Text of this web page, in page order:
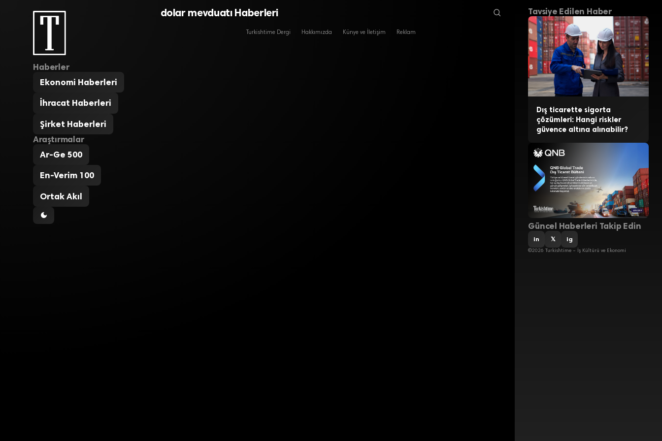
Haberler
Ekonomi Haberleri
İhracat Haberleri
Şirket Haberleri
Araştırmalar
Ar-Ge 500
En-Verim 100
Ortak Akıl
dolar mevduatı Haberleri
Turkishtime Dergi Hakkımızda Künye ve İletişim Reklam
Tavsiye Edilen Haber
Dış ticarette sigorta
çözümleri: Hangi riskler
güvence altına alınabilir?
Güncel Haberleri Takip Edin
in 𝕏 ig
©2026 Turkishtime – İş Kültürü ve Ekonomi